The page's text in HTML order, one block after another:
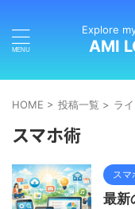
Explore
AMI
HOME > 投稿一覧 > ラ
スマホ術
スマ
最新